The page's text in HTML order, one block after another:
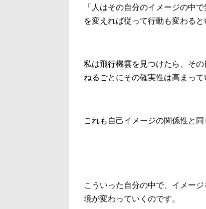
「人はその自分のイメージの中
を変えれば従って行動も変わると
私は飛行機雲を見つけたら、そ
ねるごとにその確実性は高まって
これも自己イメージの関係性と同
こういった自分の中で、イメー
境が変わっていくのです。